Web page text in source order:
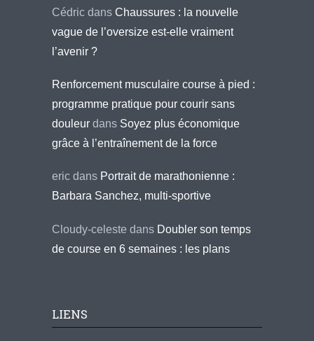
Cédric dans Chaussures : la nouvelle
vague de l’oversize est-elle vraiment
l’avenir ?
Renforcement musculaire course à pied :
programme pratique pour courir sans
douleur dans Soyez plus économique
grâce à l’entraînement de la force
eric dans Portrait de marathonienne :
Barbara Sanchez, multi-sportive
Cloudy-celeste dans Doubler son temps
de course en 6 semaines : les plans
LIENS